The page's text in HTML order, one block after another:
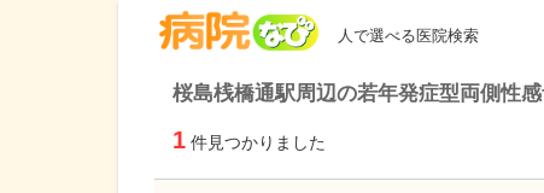
人で選べる医院検索
桜島桟橋通駅周辺の若年発症型両側性
1 件見つかりました